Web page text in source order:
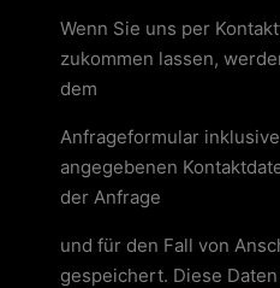
Wenn Sie uns per
zukommen lassen,
dem
Anfrageformular
angegebenen
der Anfrage
und für den Fall von
gespeichert. Diese